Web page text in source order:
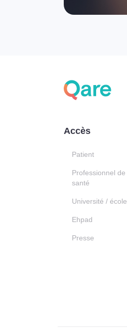
Accès
Patient
Professionnel de
santé
Université / école
Ehpad
Presse